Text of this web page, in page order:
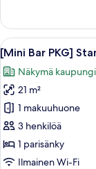
out
18:00)
kuvat
Stay]
Family
Room
(Check-
in
12:00
Check-
out
18:00)
Avaa
kaikki
huonetyypin
[Mini
Bar
PKG]
Standard
Double
6
[Mini Bar PKG]
Näkymä
21 m²
1 makuuhuone
3 henkilöä
1 parisänky
Ilmainen Wi-Fi